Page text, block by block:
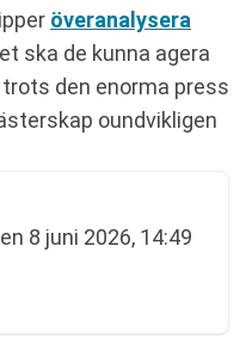
överanalysera
ska de kunna agera
den enorma press
oundvikligen
8 juni 2026, 14:49